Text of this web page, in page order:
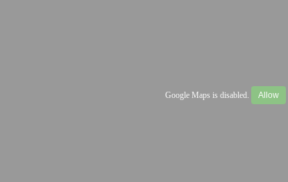
Google Maps is disabled. Allow